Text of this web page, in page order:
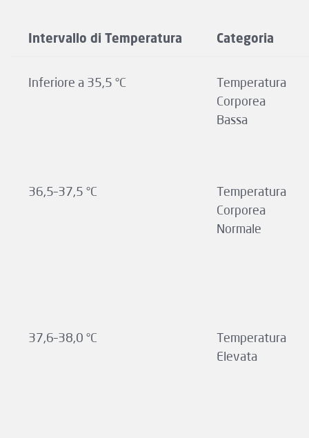
Intervallo di Temperatura Categoria
Inferiore a 35,5 °C
Temperatura
Corporea
Bassa
36,5–37,5 °C
Temperatura
Corporea
Normale
37,6–38,0 °C
Temperatura
Elevata